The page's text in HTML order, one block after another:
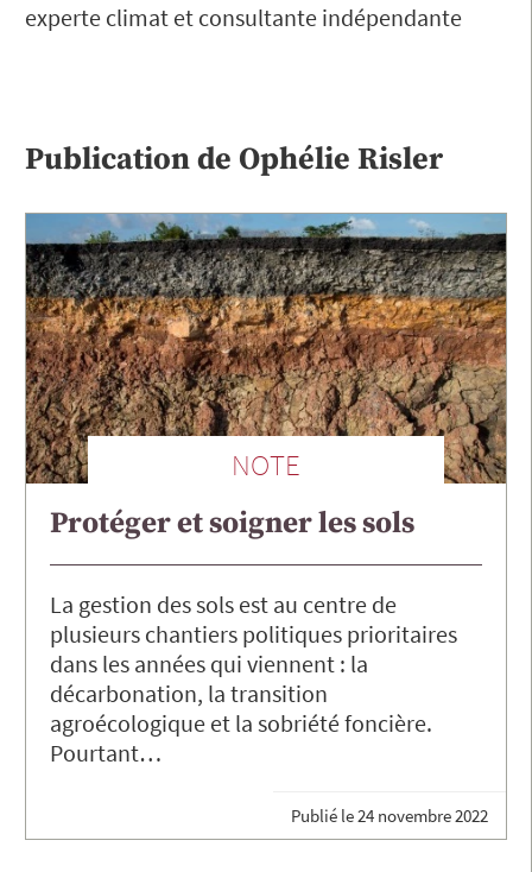
experte climat et consultante indépendante
Publication de Ophélie Risler
NOTE
Protéger et soigner les sols
La gestion des sols est au centre de
plusieurs chantiers politiques prioritaires
dans les années qui viennent : la
décarbonation, la transition
agroécologique et la sobriété foncière.
Pourtant…
Publié le24 novembre 2022